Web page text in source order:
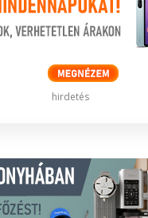
hirdetés